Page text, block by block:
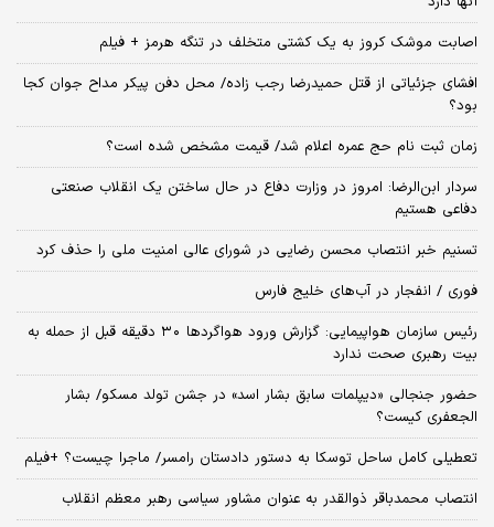
اصابت موشک کروز به یک کشتی متخلف در تنگه هرمز + فیلم
افشای جزئیاتی از قتل حمیدرضا رجب زاده/ محل دفن پیکر مداح جوان کجا
بود؟
زمان ثبت‌ نام حج عمره اعلام شد/ قیمت مشخص شده است؟
سردار ابن‌الرضا: امروز در وزارت دفاع در حال ساختن یک انقلاب صنعتی
دفاعی هستیم
تسنیم خبر انتصاب محسن رضایی در شورای عالی امنیت ملی را حذف کرد
فوری / انفجار در آب‌های خلیج فارس
رئیس سازمان هواپیمایی: گزارش ورود هواگردها ٣٠ دقیقه قبل از حمله به
بیت رهبری صحت ندارد
حضور جنجالی «دیپلمات سابق بشار اسد» در جشن تولد مسکو/ بشار
الجعفری کیست؟
تعطیلی کامل ساحل توسکا به دستور دادستان رامسر/ ماجرا چیست؟ +فیلم
انتصاب محمدباقر ذوالقدر به عنوان مشاور سیاسی رهبر معظم انقلاب